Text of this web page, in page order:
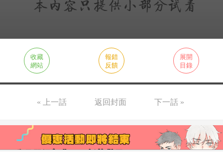
收藏
網站
報錯
反饋
展開
目錄
« 上一話 返回封面 下一話 »